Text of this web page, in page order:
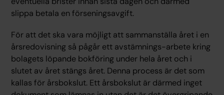
slippa betala en förseningsavgift.
För att det ska vara möjligt att sammanställa året i en
årsredovisning så pågår ett avstämnings-arbete kring
bolagets löpande bokföring under hela året och i
slutet av året stängs året. Denna process är det som
kallas för årsbokslut. Ett årsbokslut är därmed inget